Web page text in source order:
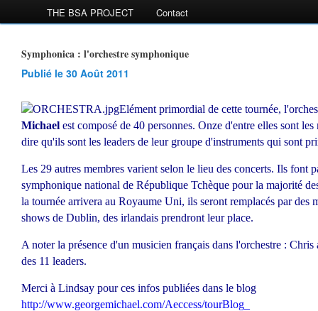
THE BSA PROJECT
Contact
Symphonica : l'orchestre symphonique
Publié le 30 Août 2011
Elément primordial de cette tournée,
Michael est composé de 40 personnes. Onze d'entre elles sont
dire qu'ils sont les leaders de leur groupe d'instruments qui sont
Les 29 autres membres varient selon le lieu des concerts. Ils font
symphonique national de République Tchèque pour la majorité
la tournée arrivera au Royaume Uni, ils seront remplacés par des
shows de Dublin, des irlandais prendront leur place.
A noter la présence d'un musicien français dans l'orchestre :
des 11 leaders.
Merci à Lindsay pour ces infos publiées dans le blog
http://www.georgemichael.com/Aeccess/tourBlog_